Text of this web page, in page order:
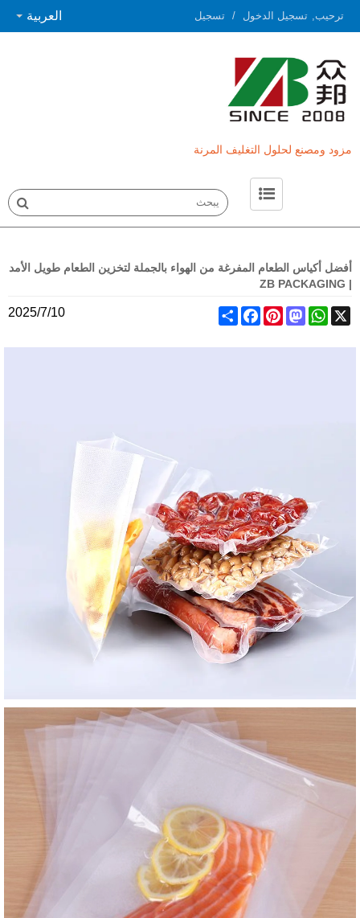
ترحيب, تسجيل الدخول / تسجيل العربية
مزود ومصنع لحلول التغليف المرنة
أفضل أكياس الطعام المفرغة من الهواء بالجملة لتخزين الطعام طويل الأمد
| ZB PACKAGING
Share
Facebook
Pinterest
Mastodon
WhatsApp X
2025/7/10